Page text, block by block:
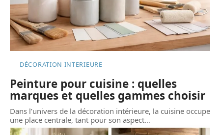
DÉCORATION INTERIEURE
Peinture pour cuisine : quelles
marques et quelles gammes choisir
Dans l’univers de la décoration intérieure, la cuisine occupe
une place centrale, tant pour son aspect…